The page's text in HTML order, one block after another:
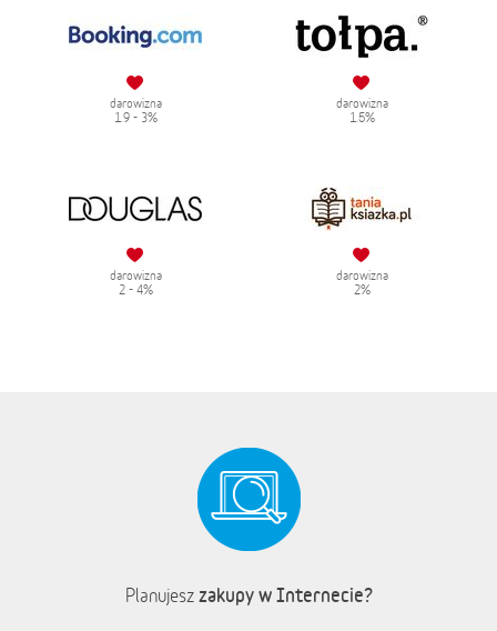
darowizna
1.9 - 3%
darowizna
1.5%
darowizna
2 - 4%
darowizna
2%
Planujesz zakupy w Internecie?